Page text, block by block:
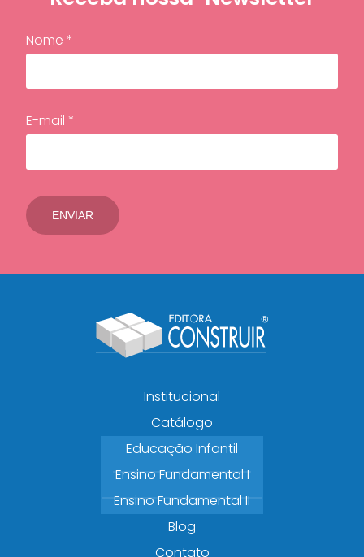
Nome *
E-mail *
Institucional
Catálogo
Educação Infantil
Ensino Fundamental I
Ensino Fundamental II
Blog
Contato